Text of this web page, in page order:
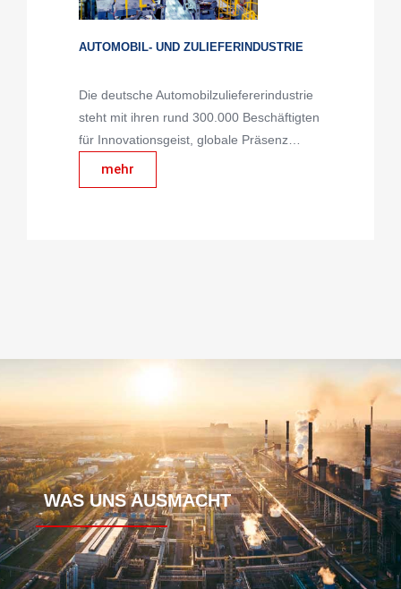
AUTOMOBIL- UND ZULIEFERINDUSTRIE
Die deutsche Automobilzuliefererindustrie
steht mit ihren rund 300.000 Beschäftigten
für Innovationsgeist, globale Präsenz…
mehr
WAS UNS AUSMACHT